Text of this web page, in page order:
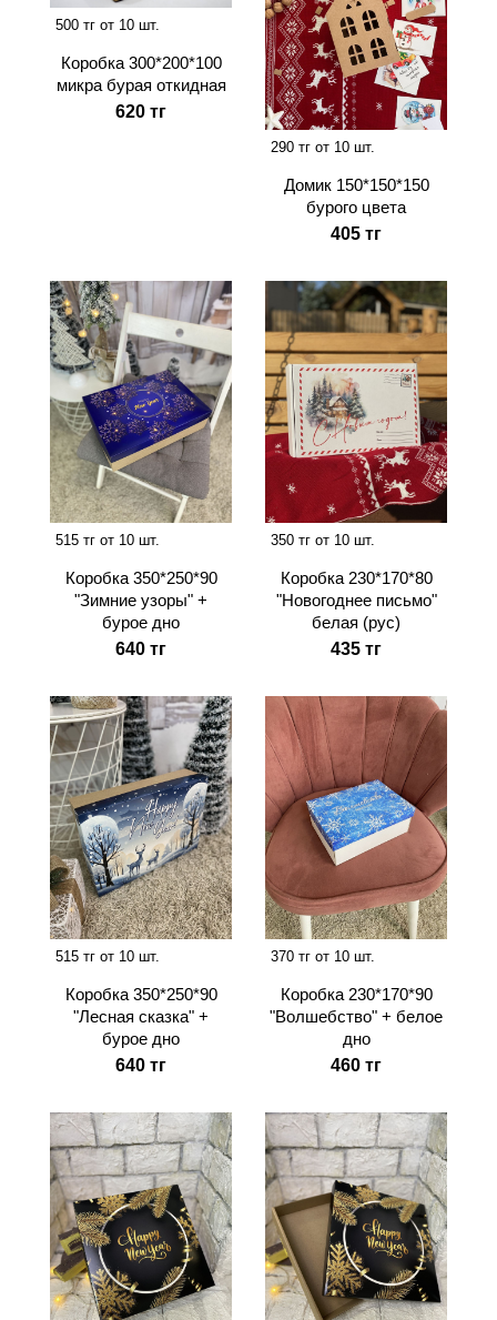
500 тг от 10 шт.
Коробка 300*200*100
микра бурая откидная
620 тг
290 тг от 10 шт.
Домик 150*150*150
бурого цвета
405 тг
515 тг от 10 шт.
Коробка 350*250*90
"Зимние узоры" +
бурое дно
640 тг
350 тг от 10 шт.
Коробка 230*170*80
"Новогоднее письмо"
белая (рус)
435 тг
515 тг от 10 шт.
Коробка 350*250*90
"Лесная сказка" +
бурое дно
640 тг
370 тг от 10 шт.
Коробка 230*170*90
"Волшебство" + белое
дно
460 тг